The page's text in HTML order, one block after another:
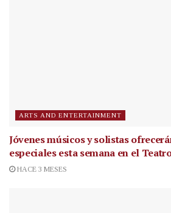
ARTS AND ENTERTAINMENT
Jóvenes músicos y solistas
especiales esta semana en el
HACE 3 MESES